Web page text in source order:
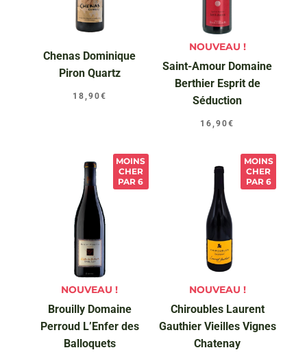
Chenas Dominique
Piron Quartz
18,90€
NOUVEAU !
Saint-Amour Domaine
Berthier Esprit de
Séduction
16,90€
MOINS
CHER
PAR 6
NOUVEAU !
Brouilly Domaine
Perroud L’Enfer des
Balloquets
MOINS
CHER
PAR 6
NOUVEAU !
Chiroubles Laurent
Gauthier Vieilles Vignes
Chatenay